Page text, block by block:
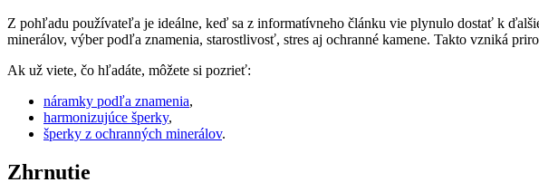
Z pohľadu používateľa je ideálne, keď sa z informatívneho článku vie plynulo dostať k
minerálov, výber podľa znamenia, starostlivosť, stres aj ochranné kamene. Takto vzniká
Ak už viete, čo hľadáte, môžete si pozrieť:
náramky podľa znamenia,
harmonizujúce šperky,
šperky z ochranných minerálov.
Zhrnutie